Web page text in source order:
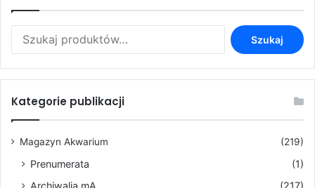
Szukaj
Kategorie publikacji
Magazyn Akwarium (219)
Prenumerata
(1)